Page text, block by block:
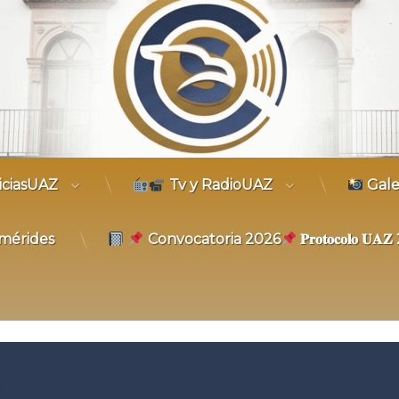
Tv y RadioUAZ
Convocatoria 2026 𝐏𝐫𝐨𝐭𝐨𝐜𝐨𝐥𝐨